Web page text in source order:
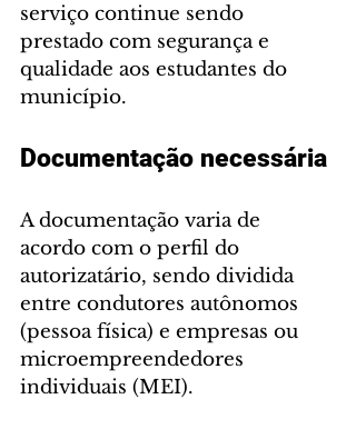
serviço continue sendo
prestado com segurança e
qualidade aos estudantes do
município.
Documentação necessária
A documentação varia de
acordo com o perfil do
autorizatário, sendo dividida
entre condutores autônomos
(pessoa física) e empresas ou
microempreendedores
individuais (MEI).